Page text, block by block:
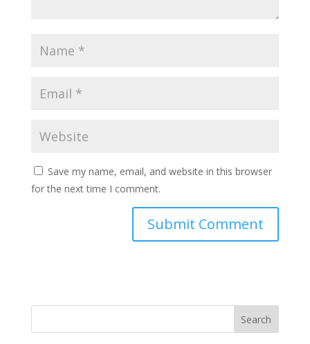
Save my name, email, and website in this browser
for the next time I comment.